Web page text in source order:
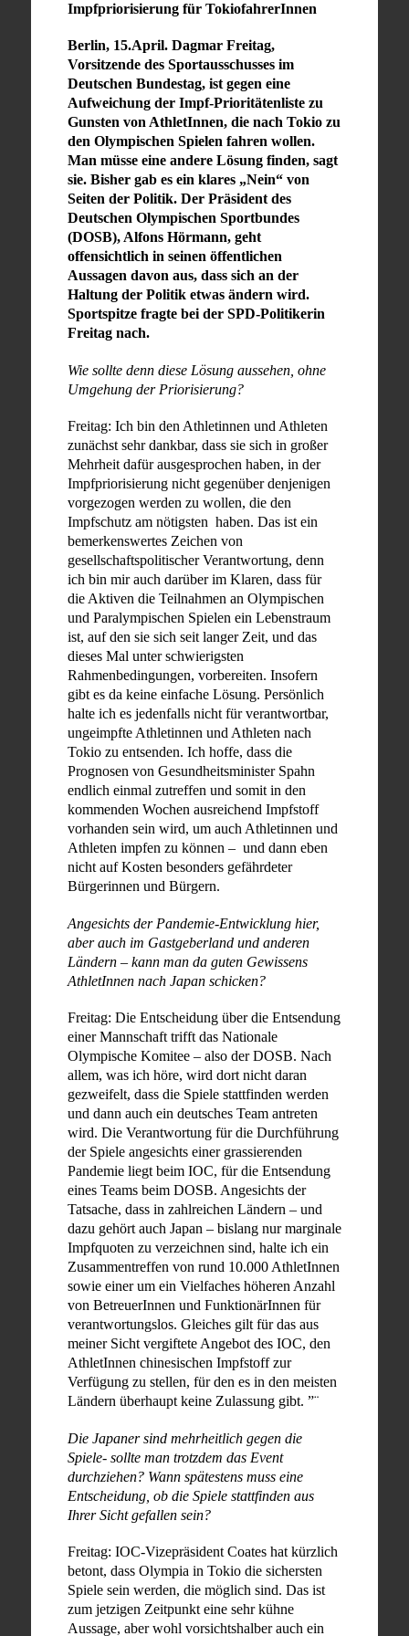
Impfpriorisierung für TokiofahrerInnen
Berlin, 15.April. Dagmar Freitag,
Vorsitzende des Sportausschusses im
Deutschen Bundestag, ist gegen eine
Aufweichung der Impf-Prioritätenliste zu
Gunsten von AthletInnen, die nach Tokio zu
den Olympischen Spielen fahren wollen.
Man müsse eine andere Lösung finden, sagt
sie. Bisher gab es ein klares „Nein“ von
Seiten der Politik. Der Präsident des
Deutschen Olympischen Sportbundes
(DOSB), Alfons Hörmann, geht
offensichtlich in seinen öffentlichen
Aussagen davon aus, dass sich an der
Haltung der Politik etwas ändern wird.
Sportspitze fragte bei der SPD-Politikerin
Freitag nach.
Wie sollte denn diese Lösung aussehen, ohne
Umgehung der Priorisierung?
Freitag: Ich bin den Athletinnen und Athleten
zunächst sehr dankbar, dass sie sich in großer
Mehrheit dafür ausgesprochen haben, in der
Impfpriorisierung nicht gegenüber denjenigen
vorgezogen werden zu wollen, die den
Impfschutz am nötigsten haben. Das ist ein
bemerkenswertes Zeichen von
gesellschaftspolitischer Verantwortung, denn
ich bin mir auch darüber im Klaren, dass für
die Aktiven die Teilnahmen an Olympischen
und Paralympischen Spielen ein Lebenstraum
ist, auf den sie sich seit langer Zeit, und das
dieses Mal unter schwierigsten
Rahmenbedingungen, vorbereiten. Insofern
gibt es da keine einfache Lösung. Persönlich
halte ich es jedenfalls nicht für verantwortbar,
ungeimpfte Athletinnen und Athleten nach
Tokio zu entsenden. Ich hoffe, dass die
Prognosen von Gesundheitsminister Spahn
endlich einmal zutreffen und somit in den
kommenden Wochen ausreichend Impfstoff
vorhanden sein wird, um auch Athletinnen und
Athleten impfen zu können – und dann eben
nicht auf Kosten besonders gefährdeter
Bürgerinnen und Bürgern.
Angesichts der Pandemie-Entwicklung hier,
aber auch im Gastgeberland und anderen
Ländern – kann man da guten Gewissens
AthletInnen nach Japan schicken?
Freitag: Die Entscheidung über die Entsendung
einer Mannschaft trifft das Nationale
Olympische Komitee – also der DOSB. Nach
allem, was ich höre, wird dort nicht daran
gezweifelt, dass die Spiele stattfinden werden
und dann auch ein deutsches Team antreten
wird. Die Verantwortung für die Durchführung
der Spiele angesichts einer grassierenden
Pandemie liegt beim IOC, für die Entsendung
eines Teams beim DOSB. Angesichts der
Tatsache, dass in zahlreichen Ländern – und
dazu gehört auch Japan – bislang nur marginale
Impfquoten zu verzeichnen sind, halte ich ein
Zusammentreffen von rund 10.000 AthletInnen
sowie einer um ein Vielfaches höheren Anzahl
von BetreuerInnen und FunktionärInnen für
verantwortungslos. Gleiches gilt für das aus
meiner Sicht vergiftete Angebot des IOC, den
AthletInnen chinesischen Impfstoff zur
Verfügung zu stellen, für den es in den meisten
Ländern überhaupt keine Zulassung gibt. ”¨
Die Japaner sind mehrheitlich gegen die
Spiele- sollte man trotzdem das Event
durchziehen? Wann spätestens muss eine
Entscheidung, ob die Spiele stattfinden aus
Ihrer Sicht gefallen sein?
Freitag: IOC-Vizepräsident Coates hat kürzlich
betont, dass Olympia in Tokio die sichersten
Spiele sein werden, die möglich sind. Das ist
zum jetzigen Zeitpunkt eine sehr kühne
Aussage, aber wohl vorsichtshalber auch ein